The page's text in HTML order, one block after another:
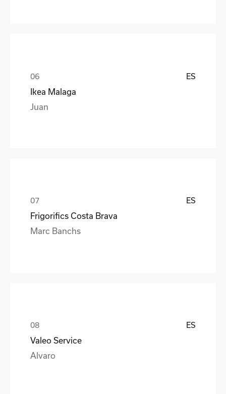
ES
Ikea Malaga
Juan
ES
Frigorifics Costa Brava
Marc Banchs
ES
Valeo Service
Alvaro